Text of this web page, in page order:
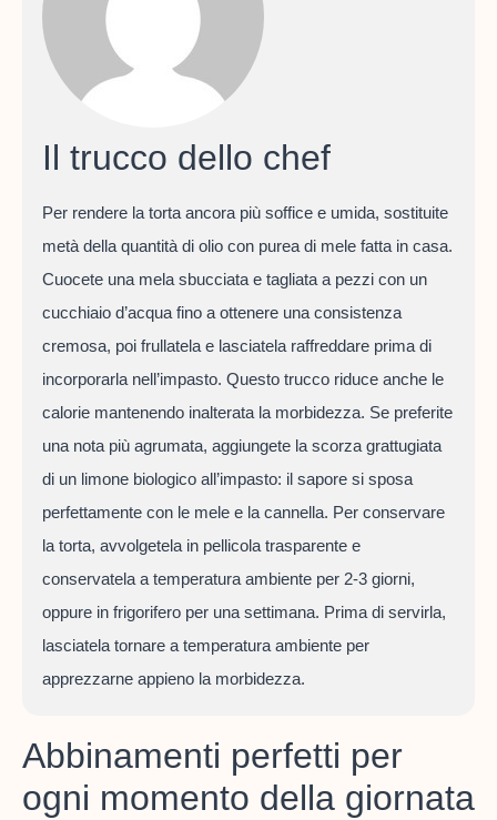
Il trucco dello chef
Per rendere la torta ancora più soffice e umida, sostituite
metà della quantità di olio con purea di mele fatta in casa.
Cuocete una mela sbucciata e tagliata a pezzi con un
cucchiaio d’acqua fino a ottenere una consistenza
cremosa, poi frullatela e lasciatela raffreddare prima di
incorporarla nell’impasto. Questo trucco riduce anche le
calorie mantenendo inalterata la morbidezza. Se preferite
una nota più agrumata, aggiungete la scorza grattugiata
di un limone biologico all’impasto: il sapore si sposa
perfettamente con le mele e la cannella. Per conservare
la torta, avvolgetela in pellicola trasparente e
conservatela a temperatura ambiente per 2-3 giorni,
oppure in frigorifero per una settimana. Prima di servirla,
lasciatela tornare a temperatura ambiente per
apprezzarne appieno la morbidezza.
Abbinamenti perfetti per
ogni momento della giornata